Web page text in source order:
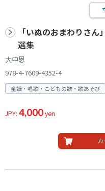
「いぬのおまわりさ
選集
大中恩
978-4-7609-4352-4
童謡・唱歌・こどもの歌・歌あそび
JPY: 4,000yen